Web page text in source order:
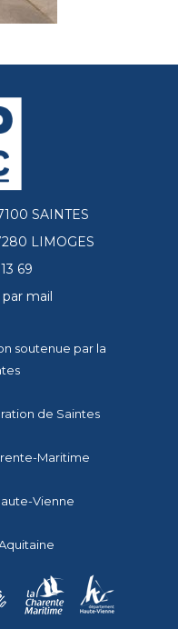
SAINTES
LIMOGES
69
mail
soutenue par la
de Saintes
Maritime
Vienne